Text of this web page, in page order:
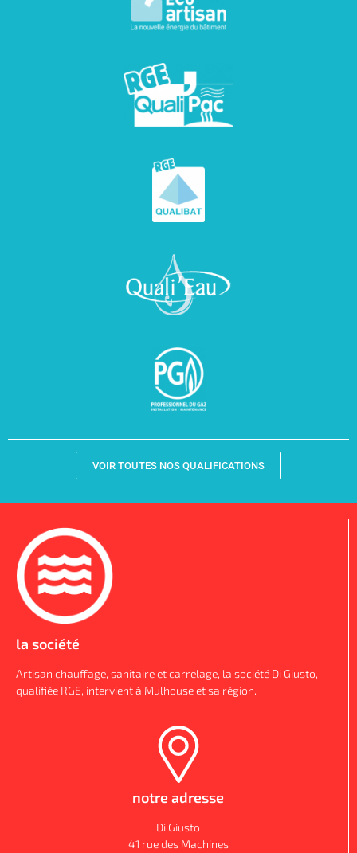
VOIR TOUTES NOS QUALIFICATIONS
la société
Artisan chauffage, sanitaire et carrelage, la société Di Giusto,
qualifiée RGE, intervient à Mulhouse et sa région.
notre adresse
Di Giusto
41 rue des Machines